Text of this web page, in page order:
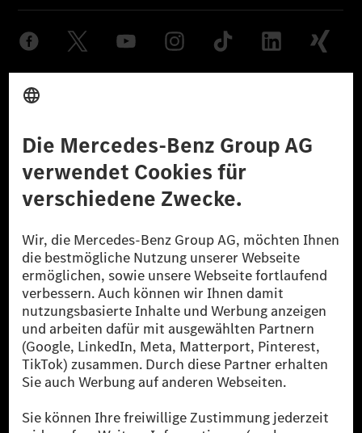
© 2026 Mercedes-Benz Group AG. Alle Rechte vorbehalten.
reduzierte CO₂-Emissionen bei der Mercedes-Benz Group durch
zertifizierte Ausgleichsprojekte kompensiert werden.
[2] Renewable Charging ist ein integraler Bestandteil von MB.CHARGE
Public in Europa, den USA, Kanada und China. Sofern an der jeweiligen
Ladestation noch kein Strom aus erneuerbaren Energien vorliegt,
verwendet Renewable Charging Grünstromzertifikate*. Diese stellen
sicher, dass für Ladevorgänge über MB.CHARGE Public eine äquivalente
Strommenge aus erneuerbaren Energien ins Stromnetz eingespeist wird.
Sie stammen ausschließlich aus Wind- und Solarkraftanlagen, die jünger
als sechs Jahre sind.
* Inkl. EKOenergy Ökolabel
* Die angegebenen Werte wurden nach dem vorgeschriebenen
Messverfahren WLTP (Worldwide harmonised Light vehicles Test